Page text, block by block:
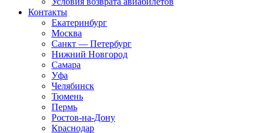
Контакты
Екатеринбург
Москва
Санкт — Петербург
Нижний Новгород
Самара
Уфа
Челябинск
Тюмень
Пермь
Ростов-на-Дону
Краснодар